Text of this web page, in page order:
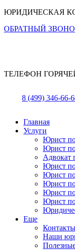
ЮРИДИЧЕСКАЯ
ОБРАТНЫЙ
ТЕЛЕФОН
8 (499) 346-66-
Главная
Услуги
Юрист
Юрист
Адвокат
Юрист
Юрист
Юрист
Юрист по
Юрист
Еще
Контакты
Наши